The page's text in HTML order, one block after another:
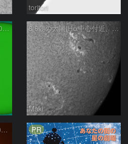
toritori
昨日の活動領域 4498,4500：2026/08/05 8/6朝の太陽(Hα中心付近、4498、4502付近)
Maki
太陽 Hα線全面像 2026/08/06 PR